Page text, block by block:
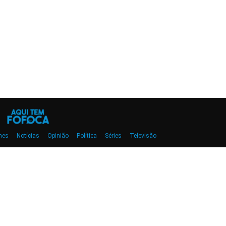
Notícias Opinião Política Séries Televisão